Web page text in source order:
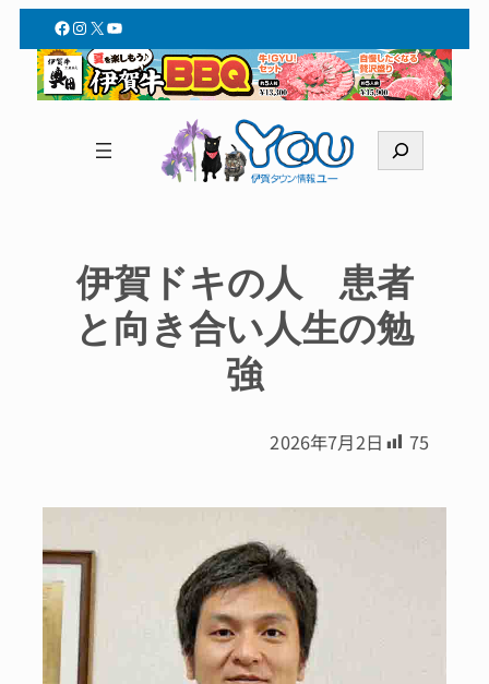
Facebook
Instagram
X YouTube
索
伊賀ドキの人 患者
と向き合い人生の勉
強
2026年7月2日 75